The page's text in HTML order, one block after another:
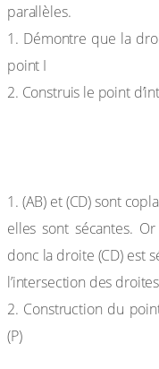
parallèles.
1. Démontre que la
point I
2. Construis le point
1. (AB) et (CD) sont
elles sont sécantes.
donc la droite (CD) est
l’intersection des
2. Construction du
(P)